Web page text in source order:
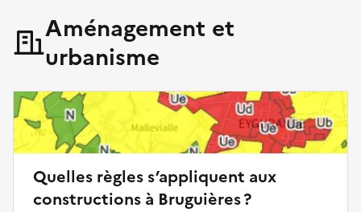
Aménagement et
urbanisme
Quelles règles s’appliquent aux
constructions à Bruguières ?